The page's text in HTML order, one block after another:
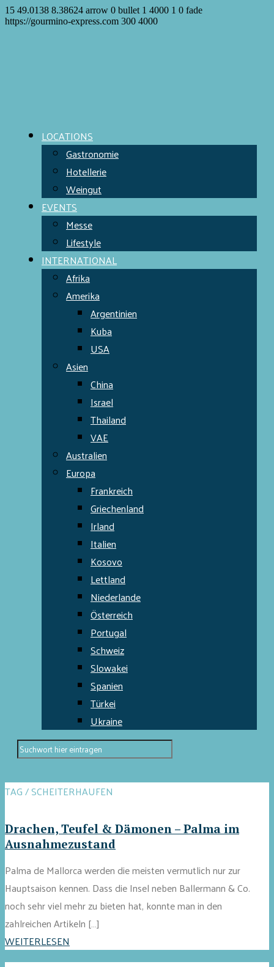
15 49.0138 8.38624 arrow 0 bullet 1 4000 1 0 fade
https://gourmino-express.com 300 4000
LOCATIONS
Gastronomie
Hotellerie
Weingut
EVENTS
Messe
Lifestyle
INTERNATIONAL
Afrika
Amerika
Argentinien
Kuba
USA
Asien
China
Israel
Thailand
VAE
Australien
Europa
Frankreich
Griechenland
Irland
Italien
Kosovo
Lettland
Niederlande
Österreich
Portugal
Schweiz
Slowakei
Spanien
Türkei
Ukraine
TAG / SCHEITERHAUFEN
Drachen, Teufel & Dämonen – Palma im
Ausnahmezustand
Palma de Mallorca werden die meisten vermutlich nur zur
Hauptsaison kennen. Dass die Insel neben Ballermann & Co.
noch sehr viel mehr zu bieten hat, konnte man in den
zahlreichen Artikeln […]
WEITERLESEN